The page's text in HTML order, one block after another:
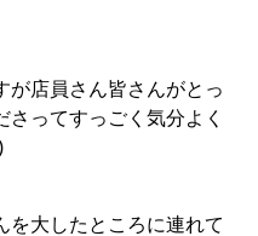
が店員さん皆さんがとっ
ってすっごく気分よく
を大したところに連れて